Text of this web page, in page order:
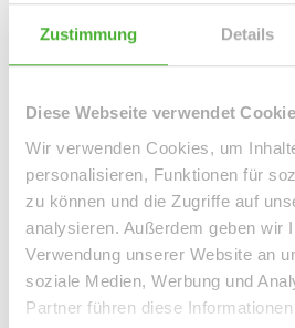
Zustimmung Details
Diese Webseite verwendet
Wir verwenden Cookies, um
personalisieren, Funktionen für
zu können und die Zugriffe auf
analysieren. Außerdem geben wir
Verwendung unserer Website an
soziale Medien, Werbung und
Partner führen diese
Frau Peggy Günther
Telefon: 004934298549070
Telefax: 004934298549075